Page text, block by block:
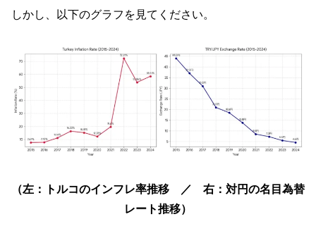
しかし、以下のグラフを見てください。
（左：トルコのインフレ率推移 ／ 右：対円の名目為替
レート推移）